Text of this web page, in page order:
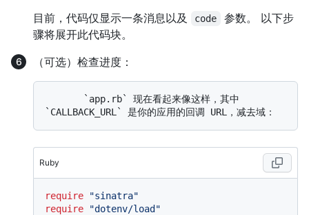
目前，代码仅显示一条消息以及 code
参数。 以下步
骤将展开此代码块。
（可选）检查进度：
Ruby
require
"sinatra"
require
"dotenv/load"